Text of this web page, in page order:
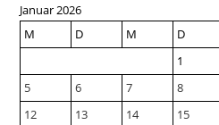
Januar 2026
M
D M D
1
5
6 7 8
12
13 14 15